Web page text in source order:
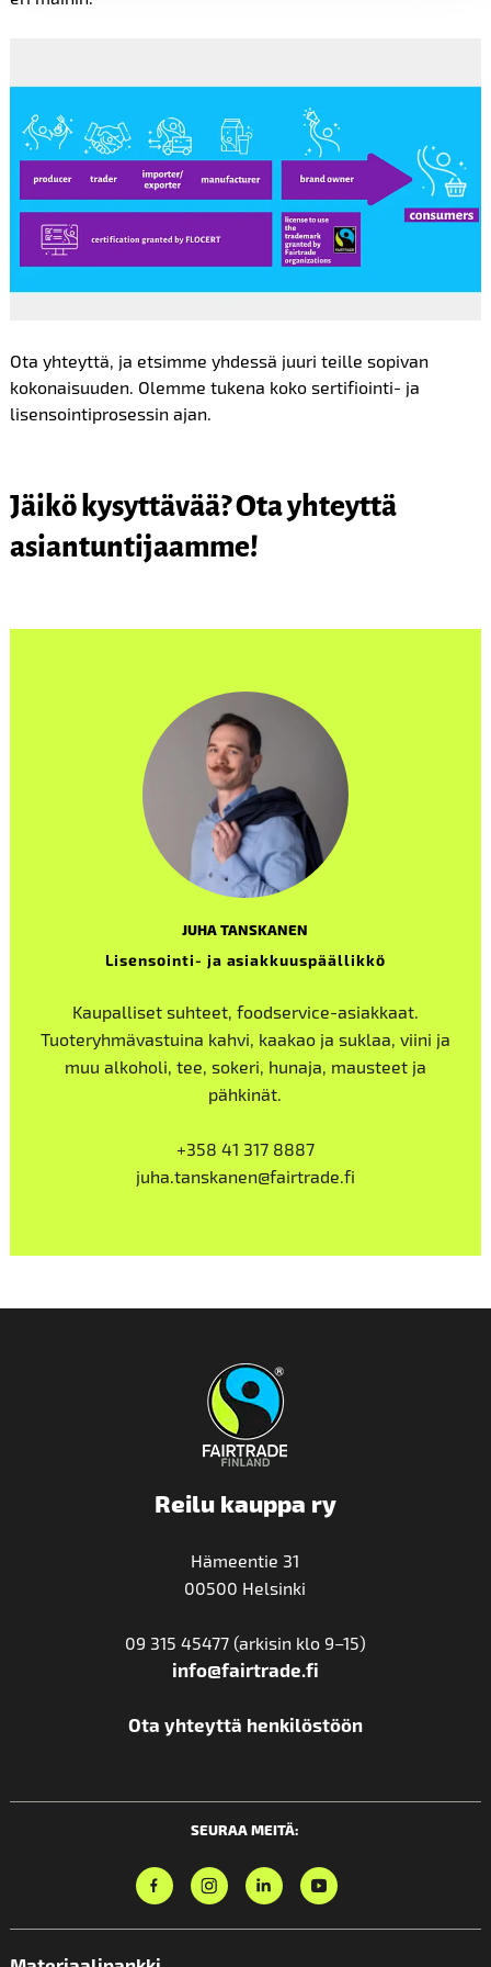
Ota yhteyttä, ja etsimme yhdessä juuri teille sopivan
kokonaisuuden. Olemme tukena koko sertifiointi- ja
lisensointiprosessin ajan.
Jäikö kysyttävää? Ota yhteyttä
asiantuntijaamme!
JUHA TANSKANEN
Lisensointi- ja asiakkuuspäällikkö
Kaupalliset suhteet, foodservice-asiakkaat.
Tuoteryhmävastuina kahvi, kaakao ja suklaa, viini ja
muu alkoholi, tee, sokeri, hunaja, mausteet ja
pähkinät.
+358 41 317 8887
juha.tanskanen@fairtrade.fi
Reilu kauppa ry
Hämeentie 31
00500 Helsinki
09 315 45477 (arkisin klo 9–15)
info@fairtrade.fi
Ota yhteyttä henkilöstöön
SEURAA MEITÄ: